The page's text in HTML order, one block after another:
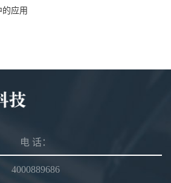
应用
电 话：
4000889686